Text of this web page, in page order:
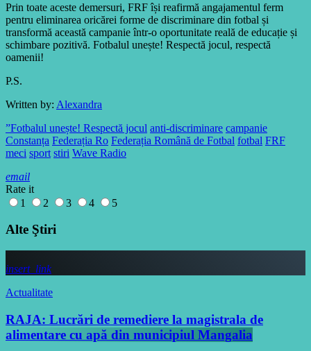
Prin toate aceste demersuri, FRF își reafirmă angajamentul ferm
pentru eliminarea oricărei forme de discriminare din fotbal și
transformă această campanie într-o oportunitate reală de educație și
schimbare pozitivă. Fotbalul unește! Respectă jocul, respectă
oamenii!
P.S.
Written by: Alexandra
”Fotbalul unește! Respectă jocul anti-discriminare campanie
Constanța Federația Ro Federația Română de Fotbal fotbal FRF
meci sport stiri Wave Radio
email
Rate it
1
2 3 4 5
Alte Ştiri
insert_link
Actualitate
RAJA: Lucrări de remediere la magistrala de
alimentare cu apă din municipiul Mangalia